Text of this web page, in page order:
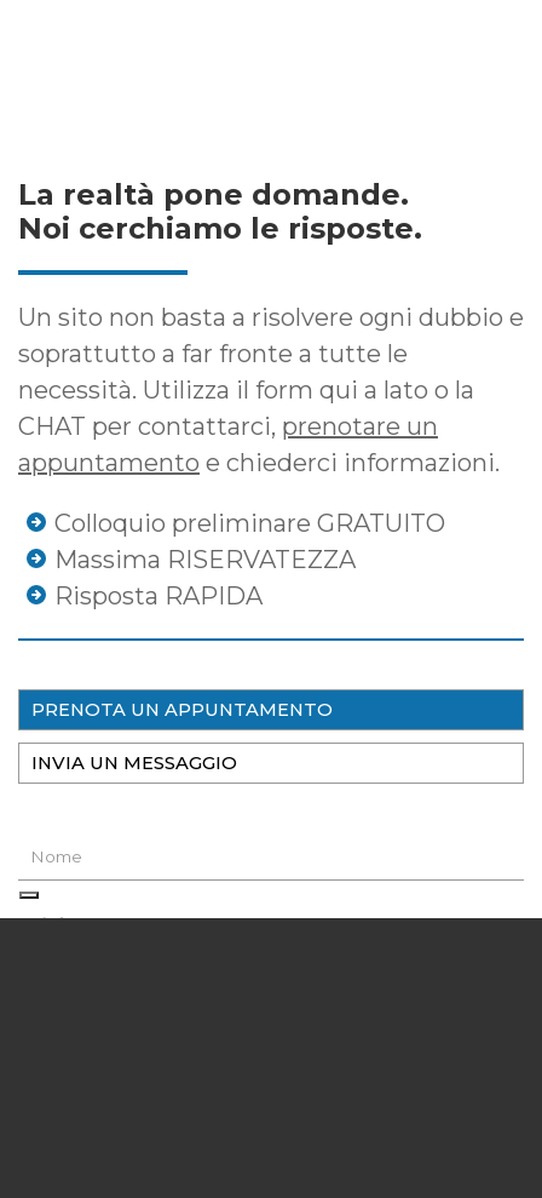
La realtà pone domande.
Noi cerchiamo le risposte.
Un sito non basta a risolvere ogni dubbio e
soprattutto a far fronte a tutte le
necessità. Utilizza il form qui a lato o la
CHAT per contattarci, prenotare un
appuntamento e chiederci informazioni.
Colloquio preliminare GRATUITO
Massima RISERVATEZZA
Risposta RAPIDA
PRENOTA UN APPUNTAMENTO
INVIA UN MESSAGGIO